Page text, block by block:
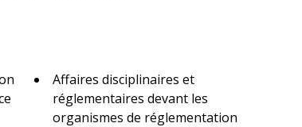
Affaires disciplinaires et
réglementaires devant les
organismes de réglementation